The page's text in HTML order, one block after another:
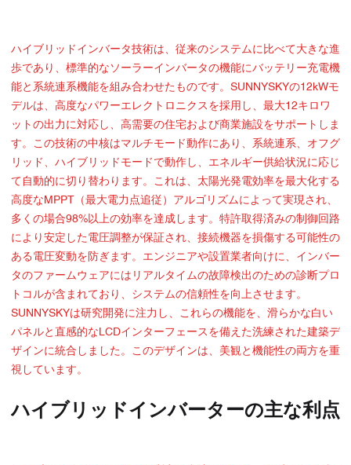
ハイブリッドインバータ技術は、従来のシステムに比べて大きな進
歩であり、標準的なソーラーインバータの機能にバッテリー充電機
能と系統連系機能を組み合わせたものです。SUNNYSKYの12kWモ
デルは、高度なパワーエレクトロニクスを採用し、最大12キロワ
ットの出力に対応し、高需要の住宅および商業施設をサポートしま
す。この技術の中核はマルチモード動作にあり、系統連系、オフグ
リッド、ハイブリッドモードで動作し、エネルギー供給状況に応じ
て自動的に切り替わります。これは、太陽光発電効率を最大化する
高度なMPPT（最大電力点追従）アルゴリズムによって実現され、
多くの場合98%以上の効率を達成します。特許取得済みの制御回路
により安定した電圧調整が保証され、接続機器を損傷する可能性の
ある電圧変動を防ぎます。エンジニアや設置業者向けに、インバー
タのファームウェアにはリアルタイムの故障検出のための診断プロ
トコルが含まれており、システムの信頼性を向上させます。
SUNNYSKYは研究開発に注力し、これらの機能を、滑らかな白い
パネルと直感的なLCDインターフェースを備えた洗練された建築デ
ザインに統合しました。このデザインは、美観と機能性の両方を重
視しています。
ハイブリッドインバーターの主な利点